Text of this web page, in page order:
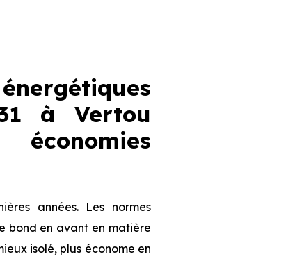
à Vertou
années. Les normes
bond en avant en matière
isolé, plus économe en